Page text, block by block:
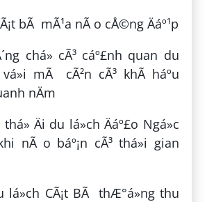
bÃ mÃ¹a nÃ o cÅ©ng Äáº¹p
chá» cÃ³ cáº£nh quan du
vá»i mÃ cÃ²n cÃ³ khÃ­ háº­u
nÄm
Äi du lá»ch Äáº£o Ngá»c
nÃ o báº¡n cÃ³ thá»i gian
lá»ch CÃ¡t BÃ thÆ°á»ng thu